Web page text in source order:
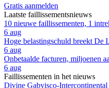
Gratis aanmelden
Laatste faillissementsnieuws
10 nieuwe faillissementen, 1
6 aug
Hoge belastingschuld breekt De
6 aug
Onbetaalde facturen, miljoenen
6 aug
Faillissementen in het nieuws
Divine Gabyisco-